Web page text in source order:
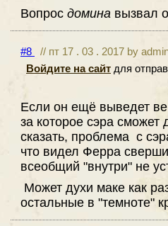
Вопрос домина вызвал
#8
// пт 17 . 03 . 2017 by
Войдите на сайт для
Если он ещё выведет
за которое сэра сможет
сказать, проблема с
что видел Ферра
всеобщий "внутри" не
Может духи маке как
остальные в "темноте"